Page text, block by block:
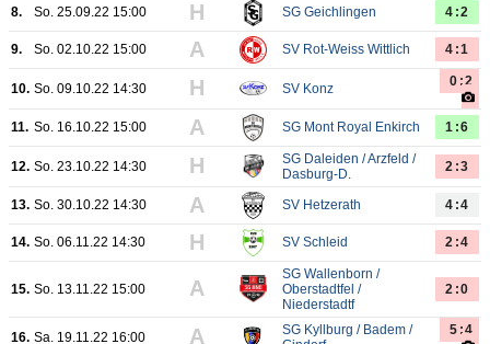
8. So. 25.09.22 15:00 H SG Geichlingen 4:2
9. So. 02.10.22 15:00 A SV Rot-Weiss Wittlich 4:1
10. So. 09.10.22 14:30 H SV Konz 0:2
11. So. 16.10.22 15:00 A SG Mont Royal Enkirch 1:6
12. So. 23.10.22 14:30 H
SG Daleiden / Arzfeld /
Dasburg-D.
2:3
13. So. 30.10.22 14:30 A SV Hetzerath 4:4
14. So. 06.11.22 14:30 H SV Schleid 2:4
15. So. 13.11.22 15:00 A
SG Wallenborn /
Oberstadtfel /
Niederstadtf
2:0
16. Sa. 19.11.22 16:00 A
SG Kyllburg / Badem /
5:4